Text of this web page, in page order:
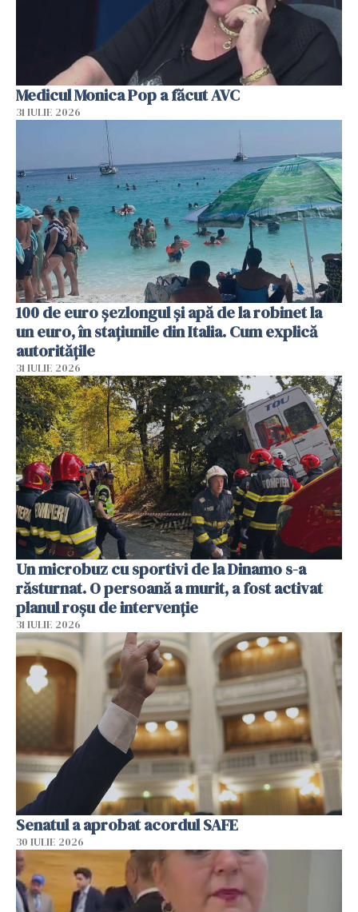
Medicul Monica Pop a făcut AVC
31 IULIE 2026
100 de euro șezlongul și apă de la robinet la
un euro, în stațiunile din Italia. Cum explică
autoritățile
31 IULIE 2026
Un microbuz cu sportivi de la Dinamo s-a
răsturnat. O persoană a murit, a fost activat
planul roșu de intervenție
31 IULIE 2026
Senatul a aprobat acordul SAFE
30 IULIE 2026